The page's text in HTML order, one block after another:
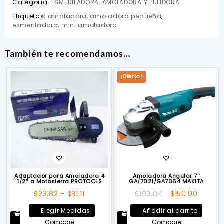
Categoría: ESMERILADORA, AMOLADORA Y PULIDORA
Etiquetas: amoladora, amoladora pequeña,
esmeriladora, mini amoladora
También te recomendamos…
Adaptador para Amoladora 4
1/2″ a Motosierra PROTOOLS
$23.82 - $31.11
de
precios:
Elegir Medidas
producto
¡Oferta!
Amoladora Angular 7″
GA/7021/GA7064 MAKITA
$193.04
El
precio
original
$150.00
precio
actual
Añadir al carrito